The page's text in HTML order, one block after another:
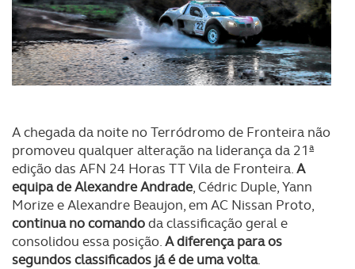
A chegada da noite no Terródromo de Fronteira não
promoveu qualquer alteração na liderança da 21ª
edição das AFN 24 Horas TT Vila de Fronteira.A
equipa de Alexandre Andrade, Cédric Duple, Yann
Morize e Alexandre Beaujon, em AC Nissan Proto,
continua no comandoda classificação geral e
consolidou essa posição.A diferença para os
segundos classificados já é de uma volta.